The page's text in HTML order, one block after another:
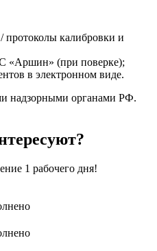
протоколы калибровки и
«Аршин» (при поверке);
в электронном виде.
надзорными органами РФ.
1 рабочего дня!